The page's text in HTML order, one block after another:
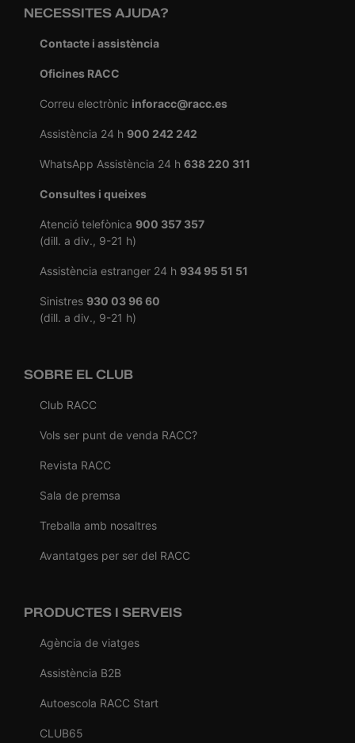
NECESSITES AJUDA?
Contacte i assistència
Oficines RACC
Correu electrònic inforacc@racc.es
Assistència 24 h 900 242 242
WhatsApp Assistència 24 h 638 220 311
Consultes i queixes
Atenció telefònica 900 357 357
(dill. a div., 9-21 h)
Assistència estranger 24 h 934 95 51 51
Sinistres 930 03 96 60
(dill. a div., 9-21 h)
SOBRE EL CLUB
Club RACC
Vols ser punt de venda RACC?
Revista RACC
Sala de premsa
Treballa amb nosaltres
Avantatges per ser del RACC
PRODUCTES I SERVEIS
Agència de viatges
Assistència B2B
Autoescola RACC Start
CLUB65